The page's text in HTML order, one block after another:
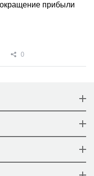
прибыли
0